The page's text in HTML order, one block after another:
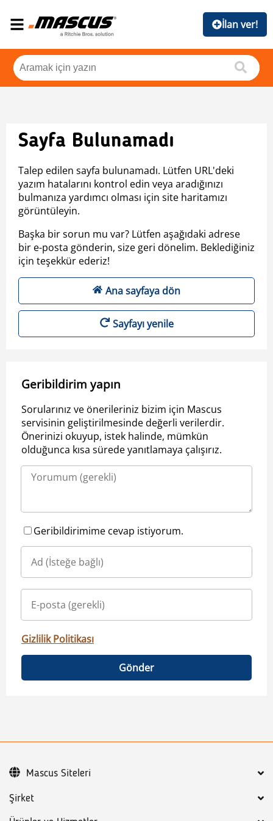
İlan ver!
Sayfa Bulunamadı
Talep edilen sayfa bulunamadı. Lütfen URL'deki
yazım hatalarını kontrol edin veya aradığınızı
bulmanıza yardımcı olması için site haritamızı
görüntüleyin.
Başka bir sorun mu var? Lütfen aşağıdaki adrese
bir e-posta gönderin, size geri dönelim. Beklediğiniz
için teşekkür ederiz!
Ana sayfaya dön
Sayfayı yenile
Geribildirim yapın
Sorularınız ve önerileriniz bizim için Mascus
servisinin geliştirilmesinde değerli verilerdir.
Önerinizi okuyup, istek halinde, mümkün
olduğunca kısa sürede yanıtlamaya çalışırız.
Geribildirimime cevap istiyorum.
Gizlilik Politikası
Gönder
Şirket
Mascus Siteleri